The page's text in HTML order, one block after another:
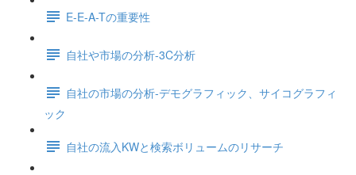
E-E-A-Tの重要性
自社や市場の分析-3C分析
自社の市場の分析-デモグラフィック、サイコグラフィ
ック
自社の流入KWと検索ボリュームのリサーチ